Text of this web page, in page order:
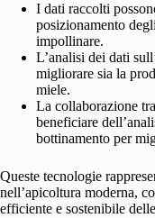
I dati raccolti
posizionamento
impollinare.
L’analisi dei dati
migliorare sia la
miele.
La collaborazione
beneficiare
bottinamento per
Queste tecnologie
nell’apicoltura moderna,
efficiente e sostenibile